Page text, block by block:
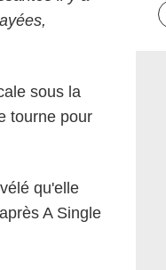
sous la
tourne pour
qu'elle
A Single